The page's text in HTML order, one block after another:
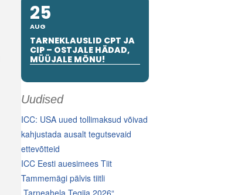
25
AUG
TARNEKLAUSLID CPT JA
CIP – OSTJALE HÄDAD,
MÜÜJALE MÕNU!
Uudised
ICC: USA uued tollimaksud võivad
kahjustada ausalt tegutsevaid
ettevõtteid
ICC Eesti auesimees Tiit
Tammemägi pälvis tiitli
„Tarneahela Tegija 2026“